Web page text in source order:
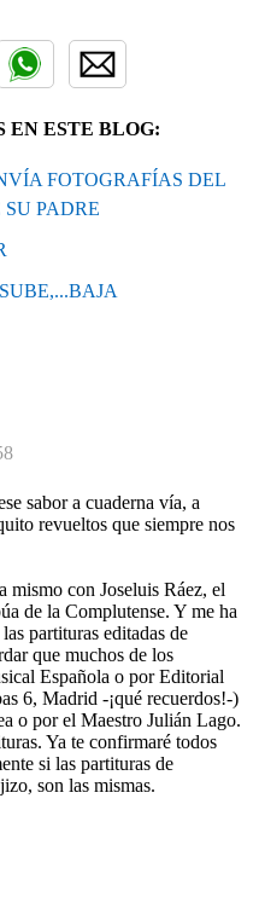
EN ESTE BLOG:
FOTOGRAFÍAS DEL
PADRE
sabor a cuaderna vía, a
revueltos que siempre nos
mismo con Joseluis Ráez, el
de la Complutense. Y me ha
partituras editadas de
que muchos de los
Española o por Editorial
6, Madrid -¡qué recuerdos!-)
o por el Maestro Julián Lago.
Ya te confirmaré todos
si las partituras de
son las mismas.